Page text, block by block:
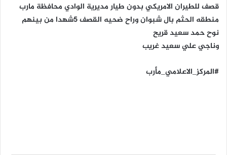
قصف للطيران الامريكي بدون طيار مديرية الوادي محافظة مارب
منطقه الحثم بال شبوان وراح ضحيه القصف 5شهدا من بينهم
نوح حمد سعيد قريح
وناجي علي سعيد غريب
#المركز_الاعلامي_مأرب